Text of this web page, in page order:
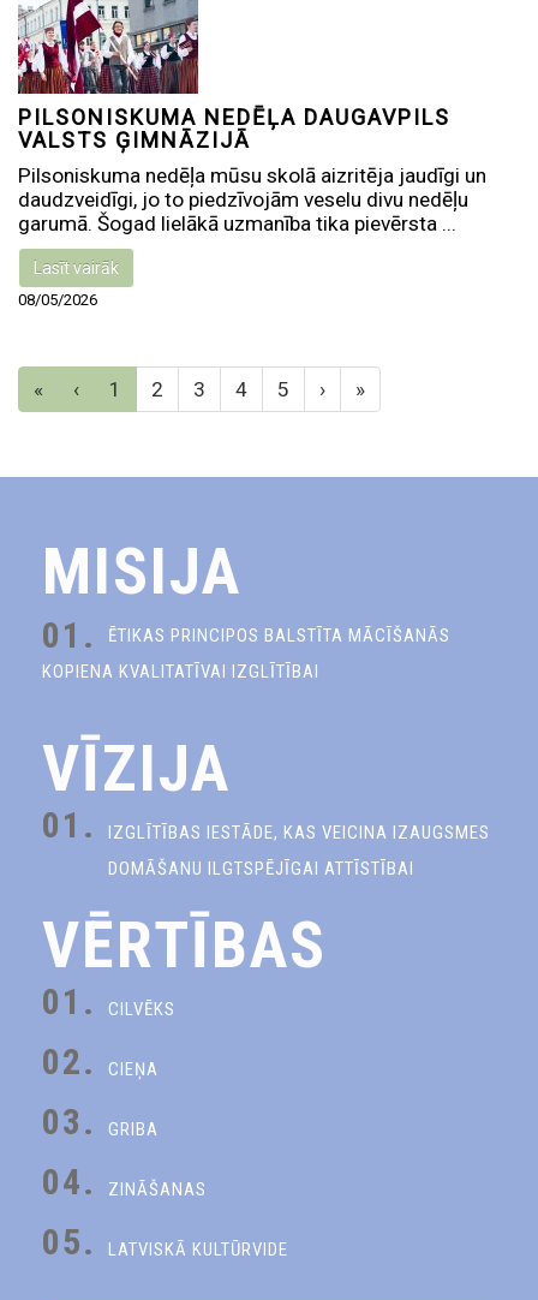
PILSONISKUMA NEDĒĻA DAUGAVPILS
VALSTS ĢIMNĀZIJĀ
Pilsoniskuma nedēļa mūsu skolā aizritēja jaudīgi un
daudzveidīgi, jo to piedzīvojām veselu divu nedēļu
garumā. Šogad lielākā uzmanība tika pievērsta ...
Lasīt vairāk
08/05/2026
« ‹ 1 2 3 4 5 › »
MISIJA
01.
ĒTIKAS PRINCIPOS BALSTĪTA MĀCĪŠANĀS
KOPIENA KVALITATĪVAI IZGLĪTĪBAI
VĪZIJA
01.
IZGLĪTĪBAS IESTĀDE, KAS VEICINA IZAUGSMES
DOMĀŠANU ILGTSPĒJĪGAI ATTĪSTĪBAI
VĒRTĪBAS
01. CILVĒKS
02. CIEŅA
03. GRIBA
04. ZINĀŠANAS
05. LATVISKĀ KULTŪRVIDE